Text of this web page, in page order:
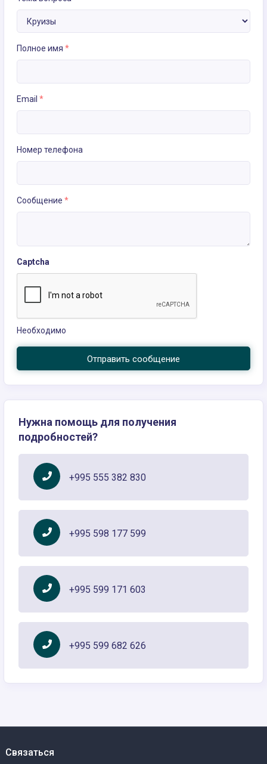
Полное имя *
Email *
Номер телефона
Сообщение *
Captcha
Необходимо
Отправить сообщение
Нужна помощь для получения
подробностей?
+995 555 382 830
+995 598 177 599
+995 599 171 603
+995 599 682 626
Связаться